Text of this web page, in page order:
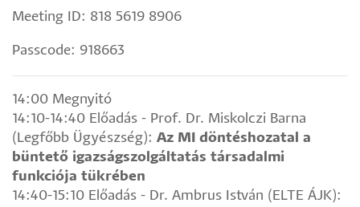
Meeting ID: 818 5619 8906
Passcode: 918663
14:00 Megnyitó
14:10-14:40 Előadás - Prof. Dr. Miskolczi Barna
(Legfőbb Ügyészség): Az MI döntéshozatal a
büntető igazságszolgáltatás társadalmi
funkciója tükrében
14:40-15:10 Előadás - Dr. Ambrus István (ELTE ÁJK):